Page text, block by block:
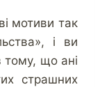
мотиви так
і ви
тому, що ані
страшних